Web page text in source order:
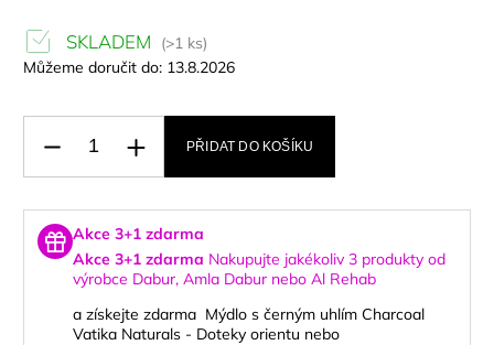
SKLADEM
(>1 ks)
Můžeme doručit do: 13.8.2026
PŘIDAT DO KOŠÍKU
Akce 3+1 zdarma
Akce 3+1 zdarma Nakupujte jakékoliv 3 produkty od
výrobce Dabur, Amla Dabur nebo Al Rehab
a získejte zdarma Mýdlo s černým uhlím Charcoal
Vatika Naturals - Doteky orientu nebo